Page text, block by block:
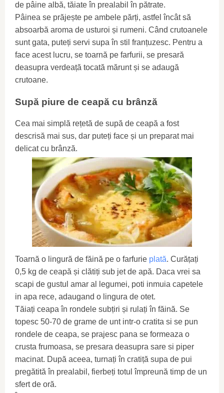
de pâine albă, tăiate în prealabil în pătrate.
Pâinea se prăjește pe ambele părți, astfel încât să
absoarbă aroma de usturoi și rumeni. Când crutoanele
sunt gata, puteți servi supa în stil franțuzesc. Pentru a
face acest lucru, se toarnă pe farfurii, se presară
deasupra verdeață tocată mărunt și se adaugă
crutoane.
Supă piure de ceapă cu brânză
Cea mai simplă rețetă de supă de ceapă a fost
descrisă mai sus, dar puteți face și un preparat mai
delicat cu brânză.
Toarnă o lingură de făină pe o farfurie plată. Curățați
0,5 kg de ceapă și clătiți sub jet de apă. Daca vrei sa
scapi de gustul amar al legumei, poti inmuia capetele
in apa rece, adaugand o lingura de otet.
Tăiați ceapa în rondele subțiri și rulați în făină. Se
topesc 50-70 de grame de unt intr-o cratita si se pun
rondele de ceapa, se prajesc pana se formeaza o
crusta frumoasa, se presara deasupra sare si piper
macinat. După aceea, turnați în cratiță supa de pui
pregătită în prealabil, fierbeți totul împreună timp de un
sfert de oră.